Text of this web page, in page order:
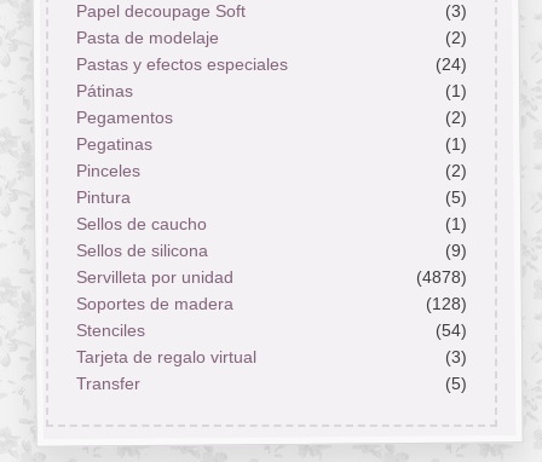
Papel decoupage Soft
(3)
Pasta de modelaje
(2)
Pastas y efectos especiales
(24)
Pátinas
(1)
Pegamentos
(2)
Pegatinas
(1)
Pinceles
(2)
Pintura
(5)
Sellos de caucho
(1)
Sellos de silicona
(9)
Servilleta por unidad
(4878)
Soportes de madera
(128)
Stenciles
(54)
Tarjeta de regalo virtual
(3)
Transfer
(5)